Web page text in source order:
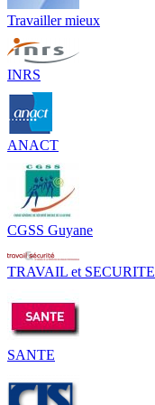
Travailler mieux
INRS
ANACT
CGSS Guyane
TRAVAIL et SECURITE
SANTE